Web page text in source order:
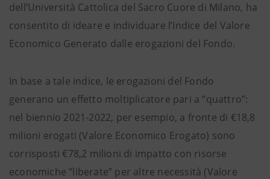
dell’Università Cattolica del Sacro Cuore di Milano, ha
consentito di ideare e individuare l’Indice del Valore
Economico Generato dalle erogazioni del Fondo.
In base a tale indice, le erogazioni del Fondo
generano un effetto moltiplicatore pari a “quattro”:
nel biennio 2021-2022, per esempio, a fronte di €18,8
milioni erogati (Valore Economico Erogato) sono
corrisposti €78,2 milioni di impatto con risorse
economiche “liberate” per altre necessità (Valore